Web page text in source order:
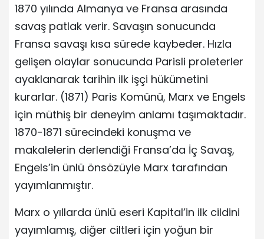
1870 yılında Almanya ve Fransa arasında
savaş patlak verir. Savaşın sonucunda
Fransa savaşı kısa sürede kaybeder. Hızla
gelişen olaylar sonucunda Parisli proleterler
ayaklanarak tarihin ilk işçi hükümetini
kurarlar. (1871) Paris Komünü, Marx ve Engels
için müthiş bir deneyim anlamı taşımaktadır.
1870-1871 sürecindeki konuşma ve
makalelerin derlendiği Fransa’da İç Savaş,
Engels’in ünlü önsözüyle Marx tarafından
yayımlanmıştır.
Marx o yıllarda ünlü eseri Kapital’in ilk cildini
yayımlamış, diğer ciltleri için yoğun bir